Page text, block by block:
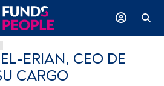
ERIAN, CEO DE
CARGO